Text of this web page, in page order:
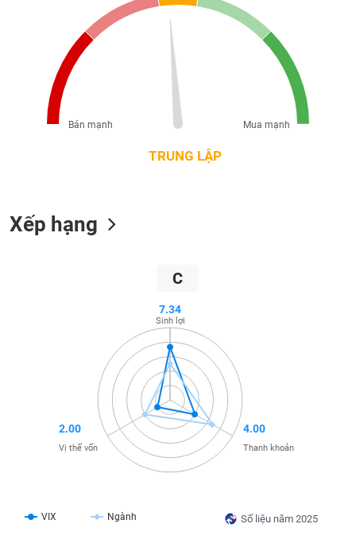
TRUNG LẬP
Mua mạnh
Bán mạnh
Xếp hạng
C
Số liệu năm 2025
VIX Ngành
7.34
Sinh lợi
4.00
Thanh khoản
2.00
Vị thế vốn
DÙNG
THIẾT
YẾU
SỨC
KHỎE
NGHỆ
THÔNG